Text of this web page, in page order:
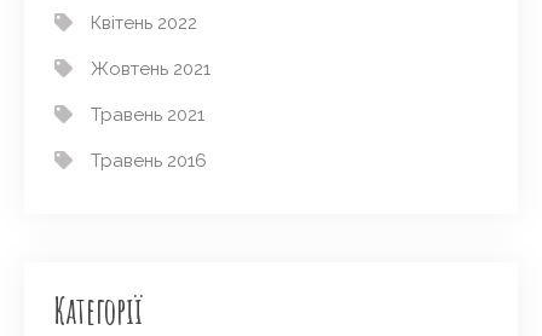
Квітень 2022
Жовтень 2021
Травень 2021
Травень 2016
Категорії